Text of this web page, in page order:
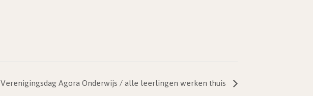
Verenigingsdag Agora Onderwijs / alle leerlingen werken thuis